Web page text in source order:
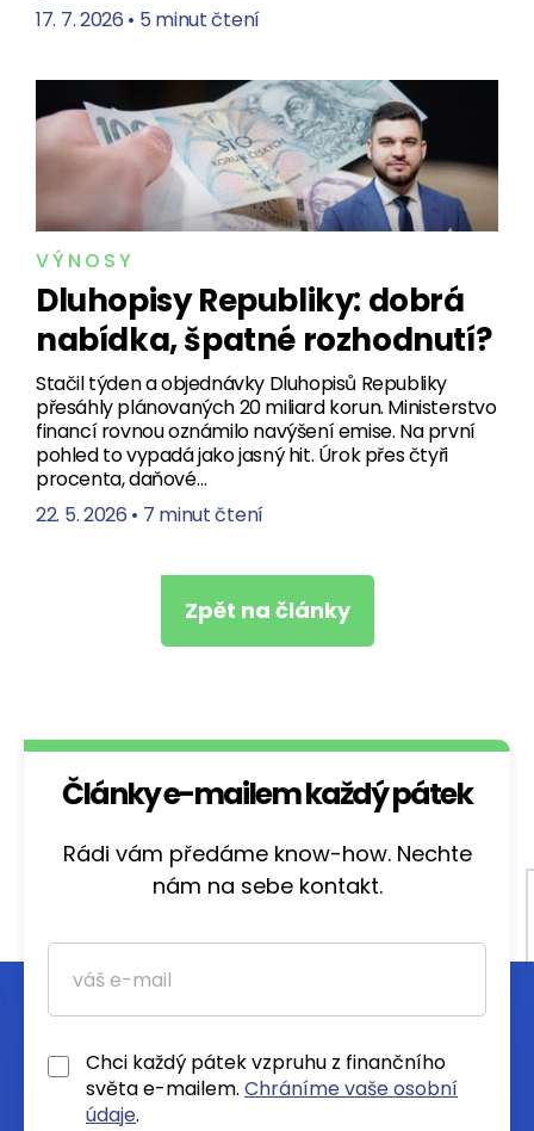
17. 7. 2026 • 5 minut čtení
VÝNOSY
Dluhopisy Republiky: dobrá
nabídka, špatné rozhodnutí?
Stačil týden a objednávky Dluhopisů Republiky
přesáhly plánovaných 20 miliard korun. Ministerstvo
financí rovnou oznámilo navýšení emise. Na první
pohled to vypadá jako jasný hit. Úrok přes čtyři
procenta, daňové…
22. 5. 2026 • 7 minut čtení
Zpět na články
Články e-mailem každý pátek
Rádi vám předáme know-how. Nechte
nám na sebe kontakt.
Chci každý pátek vzpruhu z finančního
světa e-mailem. Chráníme vaše osobní
údaje.